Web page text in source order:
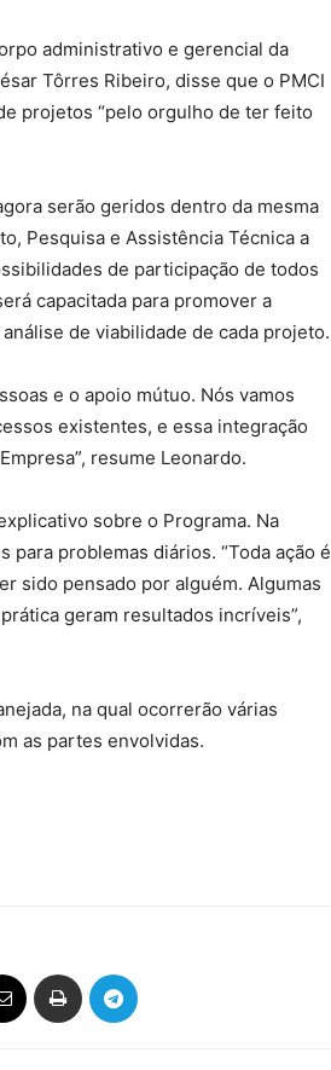
administrativo e gerencial da
Tôrres Ribeiro, disse que o PMCI
projetos “pelo orgulho de ter feito
serão geridos dentro da mesma
Pesquisa e Assistência Técnica a
de participação de todos
capacitada para promover a
de viabilidade de cada projeto.
e o apoio mútuo. Nós vamos
existentes, e essa integração
resume Leonardo.
sobre o Programa. Na
problemas diários. “Toda ação é
sido pensado por alguém. Algumas
geram resultados incríveis”,
na qual ocorrerão várias
as partes envolvidas.